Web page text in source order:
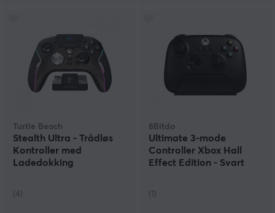
Turtle Beach
Stealth Ultra - Trådløs
Kontroller med
Ladedokking
(4)
8Bitdo
Ultimate 3-mode
Controller Xbox Hall
Effect Edition - Svart
(1)